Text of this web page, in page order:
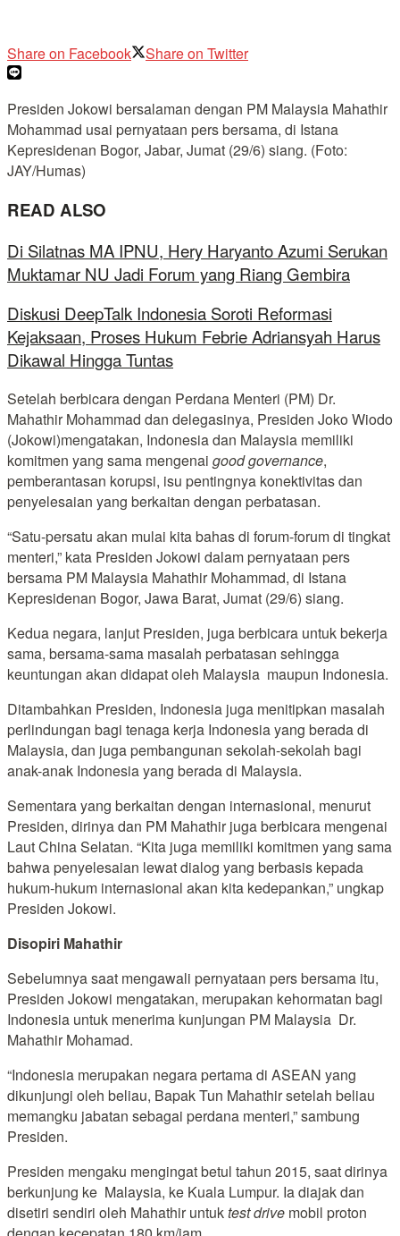
Share on Facebook Share on Twitter
Presiden Jokowi bersalaman dengan PM Malaysia Mahathir
Mohammad usai pernyataan pers bersama, di Istana
Kepresidenan Bogor, Jabar, Jumat (29/6) siang. (Foto:
JAY/Humas)
READ ALSO
Di Silatnas MA IPNU, Hery Haryanto Azumi Serukan
Muktamar NU Jadi Forum yang Riang Gembira
Diskusi DeepTalk Indonesia Soroti Reformasi
Kejaksaan, Proses Hukum Febrie Adriansyah Harus
Dikawal Hingga Tuntas
Setelah berbicara dengan Perdana Menteri (PM) Dr.
Mahathir Mohammad dan delegasinya, Presiden Joko Wiodo
(Jokowi)mengatakan, Indonesia dan Malaysia memiliki
komitmen yang sama mengenai good governance,
pemberantasan korupsi, isu pentingnya konektivitas dan
penyelesaian yang berkaitan dengan perbatasan.
“Satu-persatu akan mulai kita bahas di forum-forum di tingkat
menteri,” kata Presiden Jokowi dalam pernyataan pers
bersama PM Malaysia Mahathir Mohammad, di Istana
Kepresidenan Bogor, Jawa Barat, Jumat (29/6) siang.
Kedua negara, lanjut Presiden, juga berbicara untuk bekerja
sama, bersama-sama masalah perbatasan sehingga
keuntungan akan didapat oleh Malaysia maupun Indonesia.
Ditambahkan Presiden, Indonesia juga menitipkan masalah
perlindungan bagi tenaga kerja Indonesia yang berada di
Malaysia, dan juga pembangunan sekolah-sekolah bagi
anak-anak Indonesia yang berada di Malaysia.
Sementara yang berkaitan dengan internasional, menurut
Presiden, dirinya dan PM Mahathir juga berbicara mengenai
Laut China Selatan. “Kita juga memiliki komitmen yang sama
bahwa penyelesaian lewat dialog yang berbasis kepada
hukum-hukum internasional akan kita kedepankan,” ungkap
Presiden Jokowi.
Disopiri Mahathir
Sebelumnya saat mengawali pernyataan pers bersama itu,
Presiden Jokowi mengatakan, merupakan kehormatan bagi
Indonesia untuk menerima kunjungan PM Malaysia Dr.
Mahathir Mohamad.
“Indonesia merupakan negara pertama di ASEAN yang
dikunjungi oleh beliau, Bapak Tun Mahathir setelah beliau
memangku jabatan sebagai perdana menteri,” sambung
Presiden.
Presiden mengaku mengingat betul tahun 2015, saat dirinya
berkunjung ke Malaysia, ke Kuala Lumpur. Ia diajak dan
disetiri sendiri oleh Mahathir untuktest drive mobil proton